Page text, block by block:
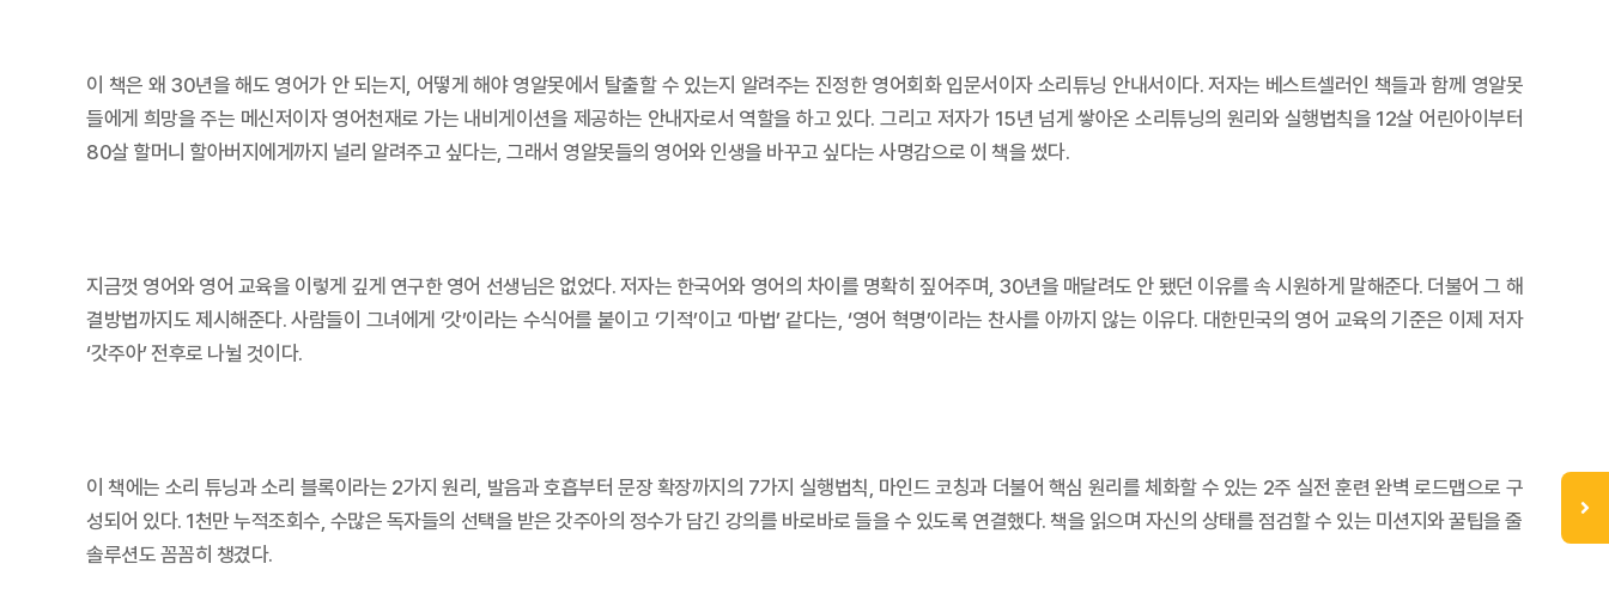
이 책은 왜 30년을 해도 영어가 안 되는지, 어떻게 해야 영알못에서 탈출할 수 있는지 알려주는 진정한 영어회화 입문서이자 소리튜닝 안내서이다. 저자는 베스트셀러인 책들과 함께 영알못
들에게 희망을 주는 메신저이자 영어천재로 가는 내비게이션을 제공하는 안내자로서 역할을 하고 있다. 그리고 저자가 15년 넘게 쌓아온 소리튜닝의 원리와 실행법칙을 12살 어린아이부터
80살 할머니 할아버지에게까지 널리 알려주고 싶다는, 그래서 영알못들의 영어와 인생을 바꾸고 싶다는 사명감으로 이 책을 썼다.
지금껏 영어와 영어 교육을 이렇게 깊게 연구한 영어 선생님은 없었다. 저자는 한국어와 영어의 차이를 명확히 짚어주며, 30년을 매달려도 안 됐던 이유를 속 시원하게 말해준다. 더불어 그 해
결방법까지도 제시해준다. 사람들이 그녀에게 ‘갓’이라는 수식어를 붙이고 ‘기적’이고 ‘마법’ 같다는, ‘영어 혁명’이라는 찬사를 아까지 않는 이유다. 대한민국의 영어 교육의 기준은 이제 저자
‘갓주아’ 전후로 나뉠 것이다.
이 책에는 소리 튜닝과 소리 블록이라는 2가지 원리, 발음과 호흡부터 문장 확장까지의 7가지 실행법칙, 마인드 코칭과 더불어 핵심 원리를 체화할 수 있는 2주 실전 훈련 완벽 로드맵으로 구
성되어 있다. 1천만 누적조회수, 수많은 독자들의 선택을 받은 갓주아의 정수가 담긴 강의를 바로바로 들을 수 있도록 연결했다. 책을 읽으며 자신의 상태를 점검할 수 있는 미션지와 꿀팁을 줄
솔루션도 꼼꼼히 챙겼다.